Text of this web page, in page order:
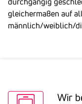
gleichermaßen auf
männlich/weiblich/
Wir